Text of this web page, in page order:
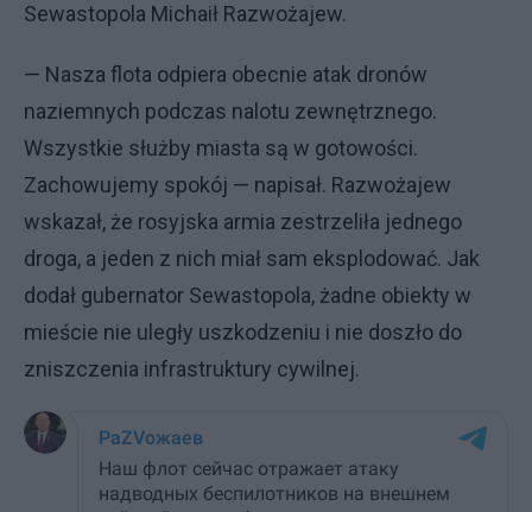
Sewastopola Michaił Razwożajew.
— Nasza flota odpiera obecnie atak dronów
naziemnych podczas nalotu zewnętrznego.
Wszystkie służby miasta są w gotowości.
Zachowujemy spokój — napisał. Razwożajew
wskazał, że rosyjska armia zestrzeliła jednego
droga, a jeden z nich miał sam eksplodować. Jak
dodał gubernator Sewastopola, żadne obiekty w
mieście nie uległy uszkodzeniu i nie doszło do
zniszczenia infrastruktury cywilnej.